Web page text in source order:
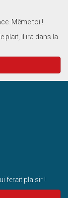
Même toi !
plait, il ira dans la
ferait plaisir !